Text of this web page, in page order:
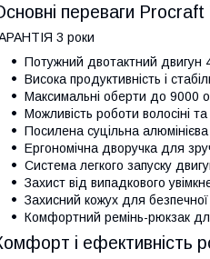
переваги
3 роки
Потужний двотактний двигун
Висока продуктивність і
Максимальні оберти до 9000
Можливість роботи волосіні
Посилена суцільна
Ергономічна дворучка для
Система легкого запуску
Захист від випадкового
Захисний кожух для
Комфортний ремінь-рюкзак
і ефективність